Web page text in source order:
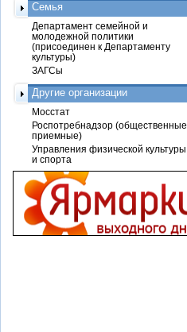
Семья
Департамент семейной и
молодежной политики
(присоединен к Департаменту
культуры)
ЗАГСы
Другие организации
Мосстат
Роспотребнадзор (общественные
приемные)
Управления физической культуры
и спорта